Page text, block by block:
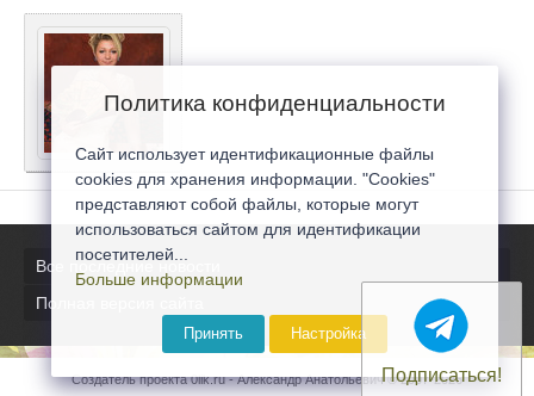
Все последние новости
Полная версия сайта
Создатель проекта 0lik.ru - Александр Анатольевич © 2007-2026
Подписаться!
Политика конфиденциальности
Сайт использует идентификационные файлы
cookies для хранения информации. "Cookies"
представляют собой файлы, которые могут
использоваться сайтом для идентификации
посетителей...
Больше информации
Принять Настройка